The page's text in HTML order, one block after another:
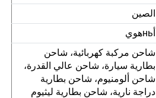
الصين
أньهوي
شاحن مركبة كهربائية، شاحن
بطارية سيارة، شاحن عالي القدرة،
شاحن ألومنيوم، شاحن بطارية
دراجة نارية، شاحن بطارية ليثيوم